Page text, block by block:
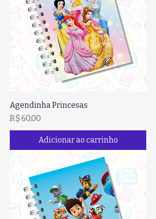
Agendinha Princesas
Preço
R$ 60,00
Adicionar ao carrinho